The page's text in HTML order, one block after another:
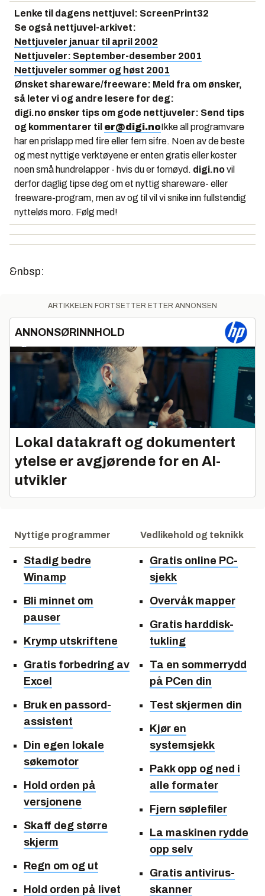
Lenke til dagens nettjuvel: ScreenPrint32
Se også nettjuvel-arkivet:
Nettjuveler januar til april 2002
Nettjuveler: September-desember 2001
Nettjuveler sommer og høst 2001
Ønsket shareware/freeware: Meld fra om ønsker,
så leter vi og andre lesere for deg:
digi.no ønsker tips om gode nettjuveler: Send tips
og kommentarer til er@digi.noIkke all programvare
har en prislapp med fire eller fem sifre. Noen av de beste
og mest nyttige verktøyene er enten gratis eller koster
noen små hundrelapper - hvis du er fornøyd. digi.novil
derfor daglig tipse deg om et nyttig shareware- eller
freeware-program, men av og til vil vi snike inn fullstendig
nytteløs moro. Følg med!
&nbsp:
ARTIKKELEN FORTSETTER ETTER ANNONSEN
ANNONSØRINNHOLD
Lokal datakraft og dokumentert
ytelse er avgjørende for en AI-
utvikler
Nyttige programmer Vedlikehold og teknikk
Stadig bedre
Winamp
Bli minnet om
pauser
Krymp utskriftene
Gratis forbedring av
Excel
Bruk en passord-
assistent
Din egen lokale
søkemotor
Hold orden på
versjonene
Skaff deg større
skjerm
Regn om og ut
Hold orden på livet
Gratis online PC-
sjekk
Overvåk mapper
Gratis harddisk-
tukling
Ta en sommerrydd
på PCen din
Test skjermen din
Kjør en
systemsjekk
Pakk opp og ned i
alle formater
Fjern søplefiler
La maskinen rydde
opp selv
Gratis antivirus-
skanner